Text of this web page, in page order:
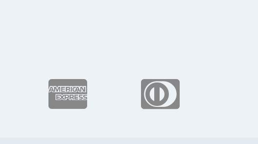
 